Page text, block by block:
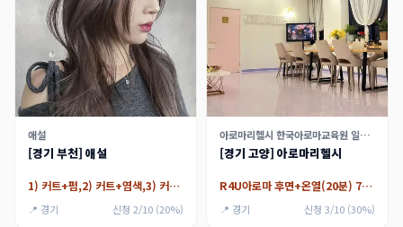
애설
[경기 부천] 애설
1) 커트+펌,2) 커트+염색,3) 커트+케어
📍 경기 신청 2/10 (20%)
아로마리헬시 한국아로마교육원 일산센터
[경기 고양] 아로마리헬시
R4U아로마 후면+온열(20분) 70분
📍 경기 신청 3/10 (30%)